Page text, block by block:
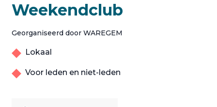
Weekendclub
Georganiseerd door WAREGEM
Lokaal
Voor leden en niet-leden